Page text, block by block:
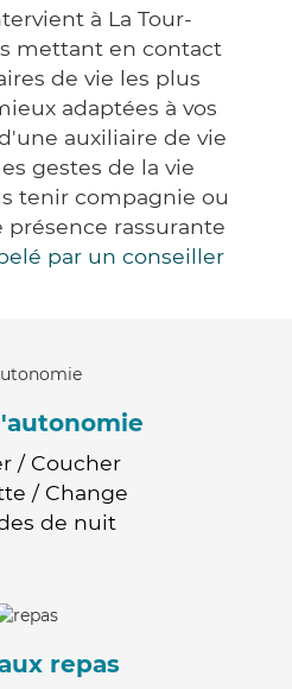
à La Tour-
mettant en contact
de vie les plus
adaptées à vos
auxiliaire de vie
gestes de la vie
tenir compagnie ou
rassurante
par un conseiller
/ Coucher
/ Change
de nuit
repas